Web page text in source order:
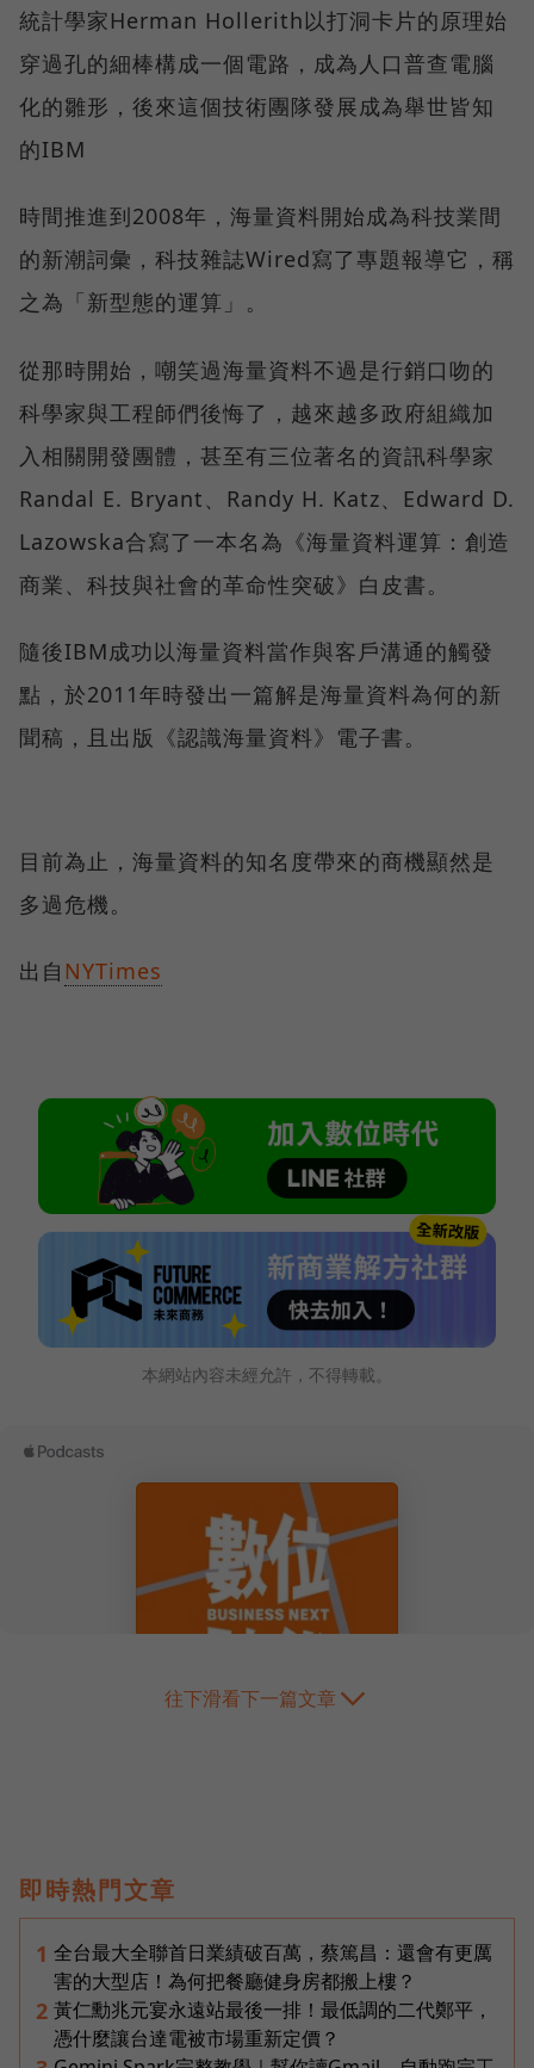
統計學家Herman Hollerith以打洞卡片的原理始
穿過孔的細棒構成一個電路，成為人口普查電腦
化的雛形，後來這個技術團隊發展成為舉世皆知
的IBM
時間推進到2008年，海量資料開始成為科技業間
的新潮詞彙，科技雜誌Wired寫了專題報導它，稱
之為「新型態的運算」。
從那時開始，嘲笑過海量資料不過是行銷口吻的
科學家與工程師們後悔了，越來越多政府組織加
入相關開發團體，甚至有三位著名的資訊科學家
Randal E. Bryant、Randy H. Katz、Edward D.
Lazowska合寫了一本名為《海量資料運算：創造
商業、科技與社會的革命性突破》白皮書。
隨後IBM成功以海量資料當作與客戶溝通的觸發
點，於2011年時發出一篇解是海量資料為何的新
聞稿，且出版《認識海量資料》電子書。
目前為止，海量資料的知名度帶來的商機顯然是
多過危機。
出自 NYTimes
本網站內容未經允許，不得轉載。
往下滑看下一篇文章
即時熱門文章
1 全台最大全聯首日業績破百萬，蔡篤昌：還會有更厲
害的大型店！為何把餐廳健身房都搬上樓？
2 黃仁勳兆元宴永遠站最後一排！最低調的二代鄭平，
憑什麼讓台達電被市場重新定價？